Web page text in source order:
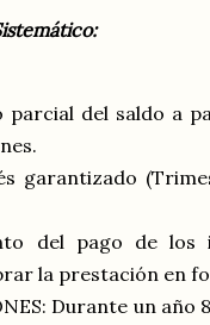
del saldo a
garantizado
del pago de
la prestación en
Durante un